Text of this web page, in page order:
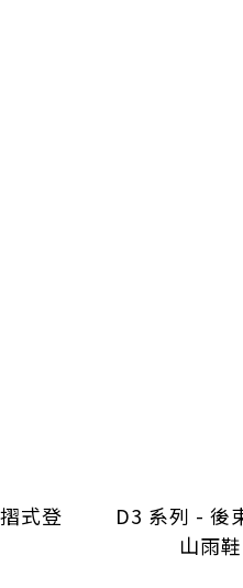
式登
D3 系列 - 後
山雨